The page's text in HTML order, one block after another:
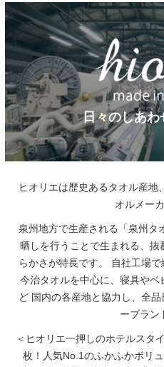
日々のしあわ
ヒオリエは歴史あるタオル産地
オルメー
泉州地方で生産される「泉州タ
晒しを行うことで生まれる、
らかさが特長です。
自社工場
今治タオルを中心に、寝具や
ど 国内の各産地と協力し、全
ーブラン
＜ヒオリエ一押しのホテルスタ
枚！人気No.1のふかふかボリュ